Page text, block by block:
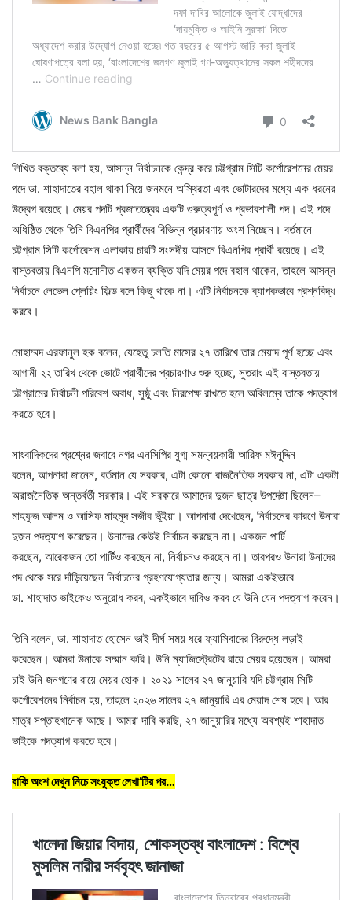
লিখিত বক্তব্যে বলা হয়, আসন্ন নির্বাচনকে কেন্দ্র করে চট্টগ্রাম সিটি কর্পোরেশনের মেয়র
পদে ডা. শাহাদাতের বহাল থাকা নিয়ে জনমনে অস্থিরতা এবং ভোটারদের মধ্যে এক ধরনের
উদ্বেগ রয়েছে। মেয়র পদটি প্রজাতন্ত্রের একটি গুরুত্বপূর্ণ ও প্রভাবশালী পদ। এই পদে
অধিষ্ঠিত থেকে তিনি বিএনপির প্রার্থীদের বিভিন্ন প্রচারণায় অংশ নিচ্ছেন। বর্তমানে
চট্টগ্রাম সিটি কর্পোরেশন এলাকায় চারটি সংসদীয় আসনে বিএনপির প্রার্থী রয়েছে। এই
বাস্তবতায় বিএনপি মনোনীত একজন ব্যক্তি যদি মেয়র পদে বহাল থাকেন, তাহলে আসন্ন
নির্বাচনে লেভেল প্লেয়িং ফিল্ড বলে কিছু থাকে না। এটি নির্বাচনকে ব্যাপকভাবে প্রশ্নবিদ্ধ
করবে।
‎মোহাম্মদ এরফানুল হক বলেন, যেহেতু চলতি মাসের ২৭ তারিখে তার মেয়াদ পূর্ণ হচ্ছে এবং
আগামী ২২ তারিখ থেকে ভোটে প্রার্থীদের প্রচারণাও শুরু হচ্ছে, সুতরাং এই বাস্তবতায়
চট্টগ্রামের নির্বাচনী পরিবেশ অবাধ, সুষ্ঠু এবং নিরপেক্ষ রাখতে হলে অবিলম্বে তাকে পদত্যাগ
করতে হবে।
সাংবাদিকদের প্রশ্নের জবাবে নগর এনসিপির যুগ্ম সমন্বয়কারী আরিফ মঈনুদ্দিন
বলেন, আপনারা জানেন, বর্তমান যে সরকার, এটা কোনো রাজনৈতিক সরকার না, এটা একটা
অরাজনৈতিক অন্তর্বর্তী সরকার। এই সরকারে আমাদের দুজন ছাত্র উপদেষ্টা ছিলেন–
মাহফুজ আলম ও আসিফ মাহমুদ সজীব ভূঁইয়া। আপনারা দেখেছেন, নির্বাচনের কারণে উনারা
দুজন পদত্যাগ করেছেন। উনাদের কেউই নির্বাচন করছেন না। একজন পার্টি
করছেন, আরেকজন তো পার্টিও করছেন না, নির্বাচনও করছেন না। তারপরও উনারা উনাদের
পদ থেকে সরে দাঁড়িয়েছেন নির্বাচনের গ্রহণযোগ্যতার জন্য। আমরা একইভাবে
ডা. শাহাদাত ভাইকেও অনুরোধ করব, একইভাবে দাবিও করব যে উনি যেন পদত্যাগ করেন।
তিনি বলেন, ডা. শাহাদাত হোসেন ভাই দীর্ঘ সময় ধরে ফ্যাসিবাদের বিরুদ্ধে লড়াই
করেছেন। আমরা উনাকে সম্মান করি। উনি ম্যাজিস্ট্রেটের রায়ে মেয়র হয়েছেন। আমরা
চাই উনি জনগণের রায়ে মেয়র হোক। ২০২১ সালের ২৭ জানুয়ারি যদি চট্টগ্রাম সিটি
কর্পোরেশনের নির্বাচন হয়, তাহলে ২০২৬ সালের ২৭ জানুয়ারি এর মেয়াদ শেষ হবে। আর
মাত্র সপ্তাহখানেক আছে। আমরা দাবি করছি, ২৭ জানুয়ারির মধ্যে অবশ্যই শাহাদাত
ভাইকে পদত্যাগ করতে হবে।
বাকি অংশ দেখুন নিচে সংযুক্তলেখা’টিরপর…